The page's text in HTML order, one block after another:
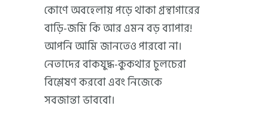
কোণে অবহেলায় পড়ে থাকা গ্রন্থাগারের
বাড়ি-জমি কি আর এমন বড় ব্যাপার!
আপনি আমি জানতেও পারবো না।
নেতাদের বাকযুদ্ধ-কুকথার চুলচেরা
বিশ্লেষণ করবো এবং নিজেকে
সবজান্তা ভাববো।